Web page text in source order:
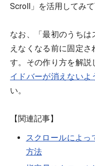
Scroll」を活用してみて
なお、「最初のうち
えなくなる前に固定
す。その作り方を解説
イドバーが消えないよ
い。
【関連記事】
スクロールによっ
方法